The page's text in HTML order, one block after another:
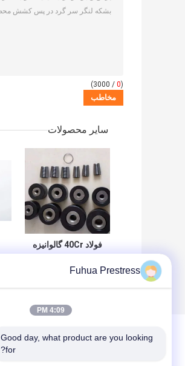
(
0
/ 3000)
سایر محصولات
فولاد 40Cr گالوانیزه
Fuhua Prestress
4:09 PM
Good day, what product are you looking
for?